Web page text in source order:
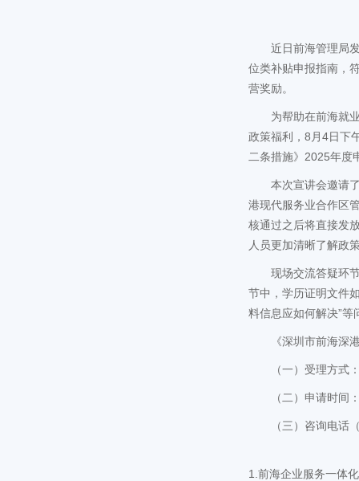
近日前海管理局
位类补贴申报指南，
营奖励。
为帮助在前海就
政策福利，8月4日下
二条措施》2025年度
本次宣讲会邀请
港现代服务业合作区
核通过之后将直接发
人员更加清晰了解政
现场交流答疑环
节中，学历证明文件
料信息应如何解决”
《深圳市前海深
（一）受理方式
（二）申请时间
（三）咨询电话
1.前海企业服务一体